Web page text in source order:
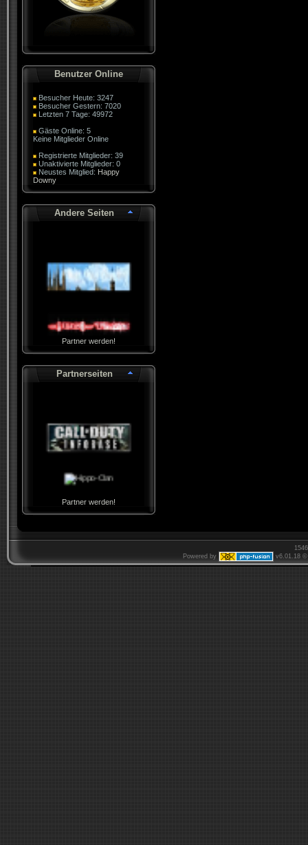
Benutzer Online
Besucher Heute: 3247
Besucher Gestern: 7020
Letzten 7 Tage: 49972
Gäste Online: 5
Keine Mitglieder Online
Registrierte Mitglieder: 39
Unaktivierte Mitglieder: 0
Neustes Mitglied: Happy
Downy
Andere Seiten
Partner werden!
Partnerseiten
Partner werden!
Powered by
v6.01.18 ©